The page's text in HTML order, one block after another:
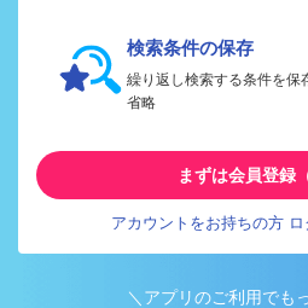
検索条件の保存
繰り返し検索する条件を保
省略
まずは会員登録
アカウントをお持ちの方 ロ
＼アプリのご利用でも